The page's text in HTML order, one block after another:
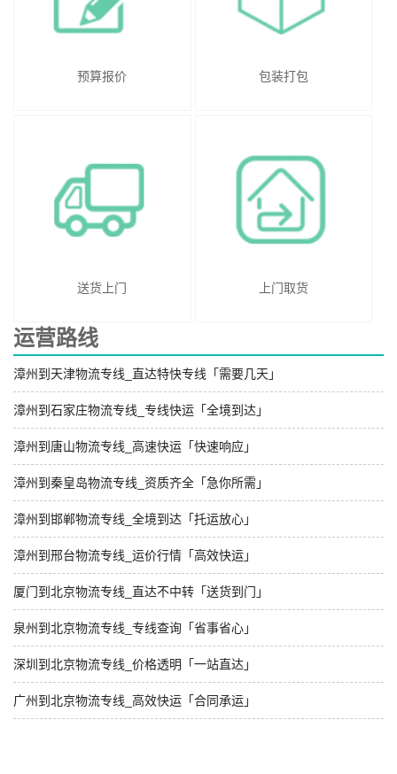
预算报价 包装打包
送货上门 上门取货
运营路线
漳州到天津物流专线_直达特快专线「需要几天」
漳州到石家庄物流专线_专线快运「全境到达」
漳州到唐山物流专线_高速快运「快速响应」
漳州到秦皇岛物流专线_资质齐全「急你所需」
漳州到邯郸物流专线_全境到达「托运放心」
漳州到邢台物流专线_运价行情「高效快运」
厦门到北京物流专线_直达不中转「送货到门」
泉州到北京物流专线_专线查询「省事省心」
深圳到北京物流专线_价格透明「一站直达」
广州到北京物流专线_高效快运「合同承运」